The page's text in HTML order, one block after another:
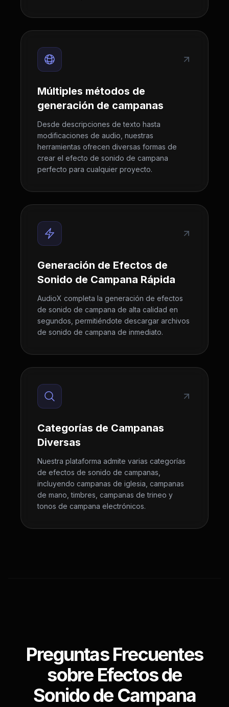
Múltiples métodos de
generación de campanas
Desde descripciones de texto hasta
modificaciones de audio, nuestras
herramientas ofrecen diversas formas de
crear el efecto de sonido de campana
perfecto para cualquier proyecto.
Generación de Efectos de
Sonido de Campana Rápida
AudioX completa la generación de efectos
de sonido de campana de alta calidad en
segundos, permitiéndote descargar archivos
de sonido de campana de inmediato.
Categorías de Campanas
Diversas
Nuestra plataforma admite varias categorías
de efectos de sonido de campanas,
incluyendo campanas de iglesia, campanas
de mano, timbres, campanas de trineo y
tonos de campana electrónicos.
Preguntas Frecuentes
sobre Efectos de
Sonido de Campana